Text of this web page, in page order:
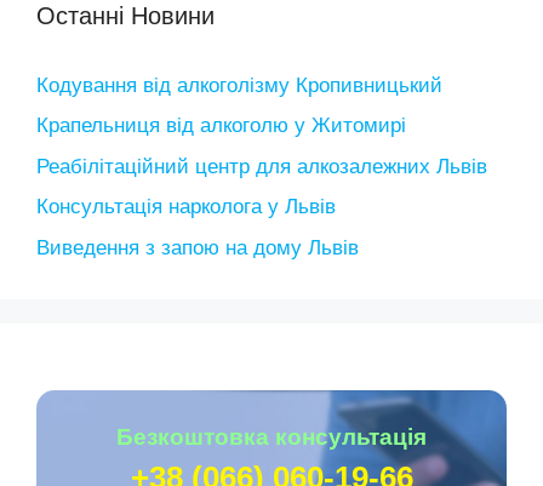
Останні Новини
Кодування від алкоголізму Кропивницький
Крапельниця від алкоголю у Житомирі
Реабілітаційний центр для алкозалежних Львів
Консультація нарколога у Львів
Виведення з запою на дому Львів
Безкоштовка консультація
+38 (066) 060-19-66